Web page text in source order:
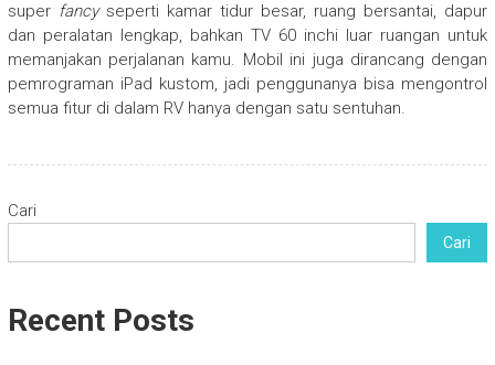
super fancy seperti kamar tidur besar, ruang bersantai, dapur
dan peralatan lengkap, bahkan TV 60 inchi luar ruangan untuk
memanjakan perjalanan kamu. Mobil ini juga dirancang dengan
pemrograman iPad kustom, jadi penggunanya bisa mengontrol
semua fitur di dalam RV hanya dengan satu sentuhan.
Cari
Cari
Recent Posts